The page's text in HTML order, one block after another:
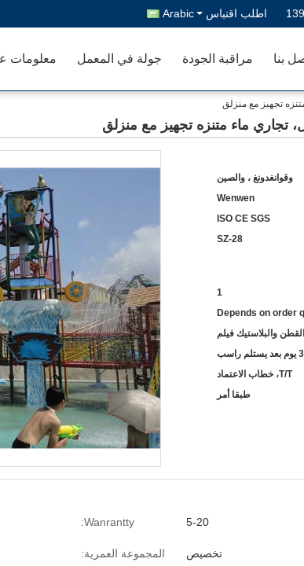
اطلب اقتباس Arabic
معلومات جولة في المعمل مراقبة الجودة بنا
تجهيز مع منزلق
تجاري ماء متنزه تجهيز مع منزلق
وقوانغدونغ ، والصين
Wenwen
ISO CE SGS
SZ-28
1
Depends on order
القطن والبلاستيك فيلم
راسب
T/T، خطاب الاعتماد
طبقا أمر
5-20
Wanrantty:
تخصيص المجموعة العمرية: